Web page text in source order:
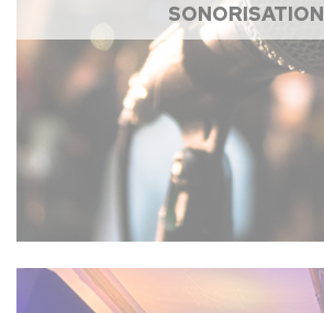
SONORISATION